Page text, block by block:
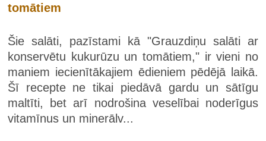
tomātiem
Šie salāti, pazīstami kā "Grauzdiņu salāti ar
konservētu kukurūzu un tomātiem," ir vieni no
maniem iecienītākajiem ēdieniem pēdējā laikā.
Šī recepte ne tikai piedāvā gardu un sātīgu
maltīti, bet arī nodrošina veselībai noderīgus
vitamīnus un minerālv...